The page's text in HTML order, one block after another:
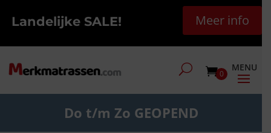
Landelijke SALE! Meer info
0
Do t/m Zo GEOPEND